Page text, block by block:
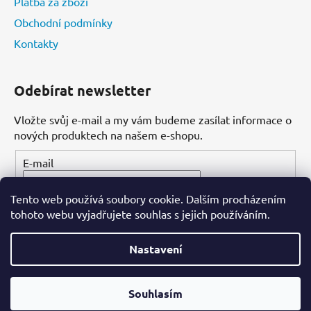
Tento web používá soubory cookie. Dalším procházením
tohoto webu vyjadřujete souhlas s jejich používáním.
Nastavení
Souhlasím
Obchodní podmínky
Kontakty
Odebírat newsletter
Vložte svůj e-mail a my vám budeme zasílat informace o
nových produktech na našem e-shopu.
E-mail
PŘIHLÁSIT SE
Vytvořil Shoptet
Dental-ordinace.cz